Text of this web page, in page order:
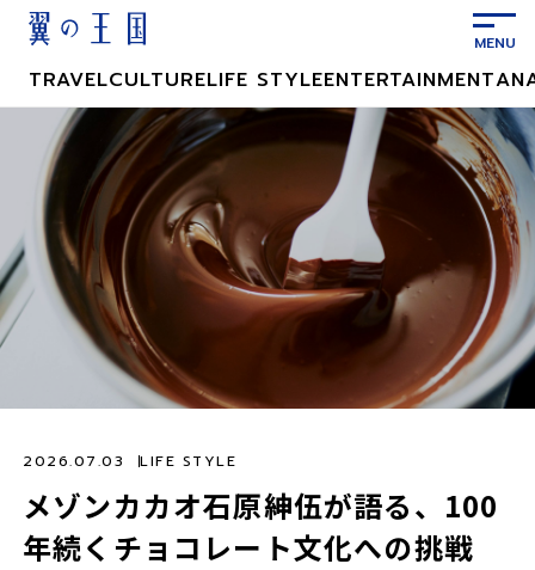
に
ス
キ
ッ
プ
TRAVELCULTURELIFE STYLEENTERTAINMENT
メゾンカカオ石原紳伍が語る、100
年続くチョコレート文化への挑戦
2026.07.03 LIFE STYLE